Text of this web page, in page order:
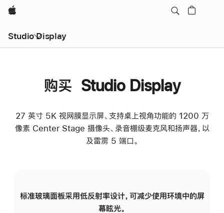
Apple
Studio Display
购买 Studio Display
27 英寸 5K 视网膜显示屏、支持桌上视角功能的 1200 万
像素 Center Stage 摄像头、录音棚级麦克风和扬声器，以
及雷雳 5 端口。
标准玻璃面板采用低反射率设计，可减少使用环境中的屏
幕眩光。